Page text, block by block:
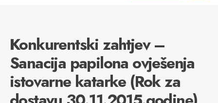
Konkurentski zahtjev –
Sanacija papilona ovješenja
istovarne katarke (Rok za